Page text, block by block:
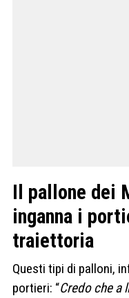
Il pallone dei
inganna i
traiettoria
Questi tipi di palloni,
portieri: “Credo che a